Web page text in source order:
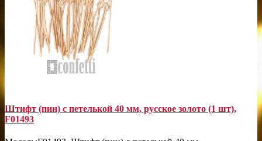
Штифт (пин) с петелькой 40 мм, русское золото (1 шт),
F01493